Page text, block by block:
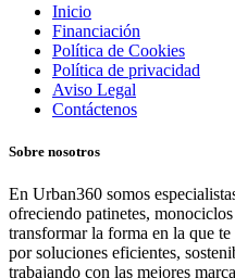
Inicio
Financiación
Política de Cookies
Política de privacidad
Aviso Legal
Contáctenos
Sobre nosotros
En Urban360 somos
ofreciendo patinetes,
transformar la forma en la que
por soluciones eficientes,
trabajando con las mejores